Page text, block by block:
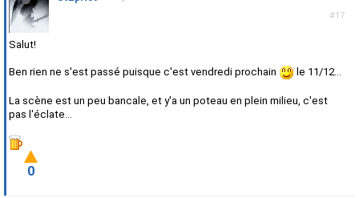
#17
Salut!
Ben rien ne s'est passé puisque c'est vendredi prochain le 11/12...
La scène est un peu bancale, et y'a un poteau en plein milieu, c'est
pas l'éclate...
0